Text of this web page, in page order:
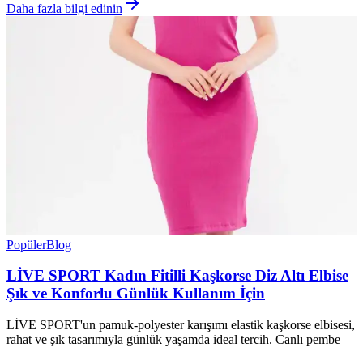
Daha fazla bilgi edinin
PopülerBlog
LİVE SPORT Kadın Fitilli Kaşkorse Diz Altı Elbise
Şık ve Konforlu Günlük Kullanım İçin
LİVE SPORT'un pamuk-polyester karışımı elastik kaşkorse elbisesi,
rahat ve şık tasarımıyla günlük yaşamda ideal tercih. Canlı pembe